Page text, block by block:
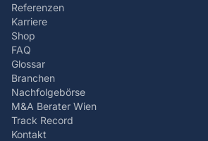
Referenzen
Karriere
Shop
FAQ
Glossar
Branchen
Nachfolgebörse
M&A Berater Wien
Track Record
Kontakt